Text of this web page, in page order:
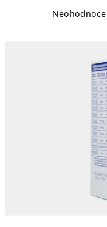
Průměrné
hvězdiček.